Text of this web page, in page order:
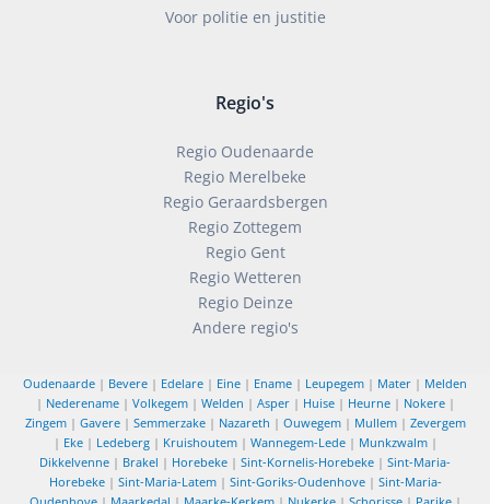
Voor politie en justitie
Regio's
Regio Oudenaarde
Regio Merelbeke
Regio Geraardsbergen
Regio Zottegem
Regio Gent
Regio Wetteren
Regio Deinze
Andere regio's
Oudenaarde | Bevere | Edelare | Eine | Ename | Leupegem | Mater | Melden
| Nederename| Volkegem| Welden | Asper| Huise| Heurne| Nokere|
Zingem| Gavere| Semmerzake| Nazareth | Ouwegem| Mullem| Zevergem
| Eke| Ledeberg| Kruishoutem| Wannegem-Lede| Munkzwalm|
Dikkelvenne | Brakel | Horebeke | Sint-Kornelis-Horebeke | Sint-Maria-
Horebeke| Sint-Maria-Latem| Sint-Goriks-Oudenhove| Sint-Maria-